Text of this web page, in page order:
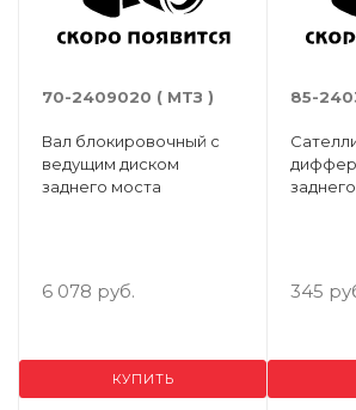
70-2409020 ( МТЗ )
Вал блокировочный с
ведущим диском
заднего моста
6 078 руб.
КУПИТЬ
85-
заднего
345